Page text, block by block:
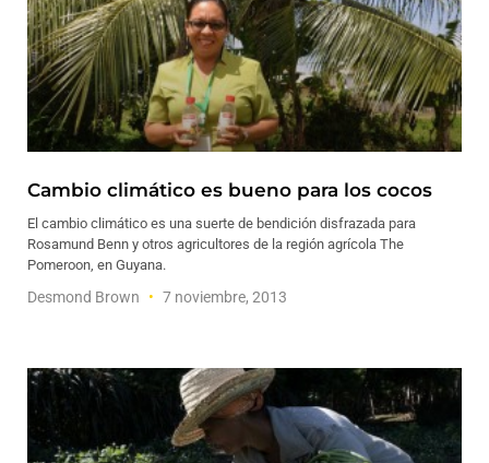
Cambio climático es bueno para los cocos
El cambio climático es una suerte de bendición disfrazada para
Rosamund Benn y otros agricultores de la región agrícola The
Pomeroon, en Guyana.
Desmond Brown 7 noviembre, 2013